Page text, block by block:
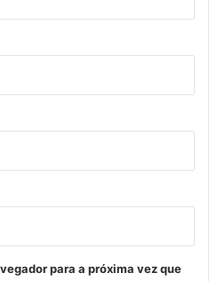
para a próxima vez que